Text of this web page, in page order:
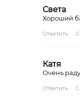
Света
Хороший
Ответить
Катя
Очень
Ответить